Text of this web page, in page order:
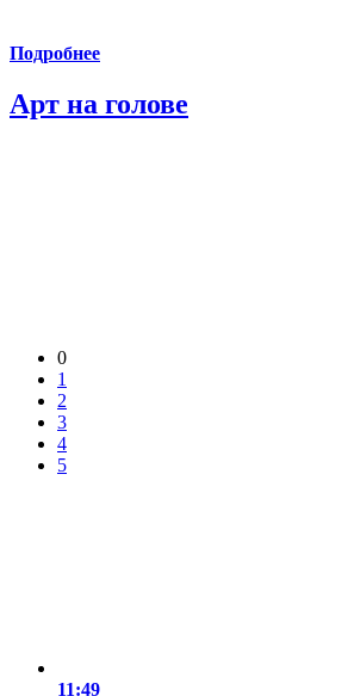
Подробнее
Арт на голове
0
1
2
3
4
5
11:49